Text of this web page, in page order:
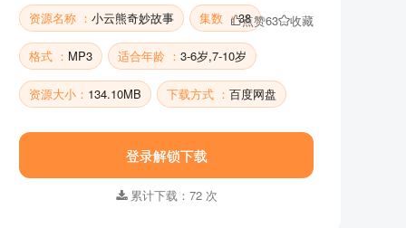
点赞63 收藏
资源名称 ： 小云熊奇妙故事 集数 ：38
格式 ： MP3 适合年龄 ： 3-6岁,7-10岁
资源大小： 134.10MB 下载方式 ： 百度网盘
登录解锁下载
累计下载：72 次
小云熊奇妙故事 集数 ：